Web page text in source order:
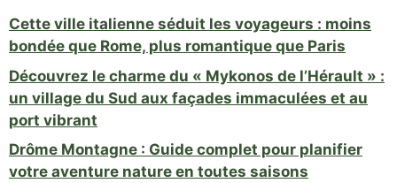
Cette ville italienne séduit les voyageurs : moins
bondée que Rome, plus romantique que Paris
Découvrez le charme du « Mykonos de l’Hérault » :
un village du Sud aux façades immaculées et au
port vibrant
Drôme Montagne : Guide complet pour planifier
votre aventure nature en toutes saisons